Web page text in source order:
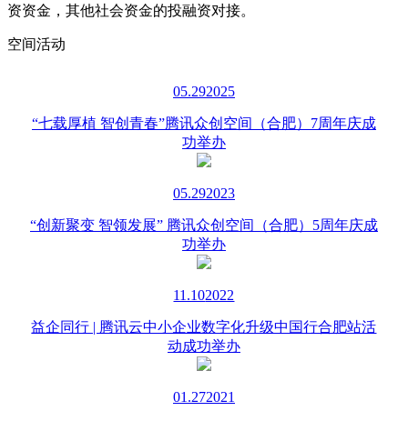
资资金，其他社会资金的投融资对接。
空间活动
05.292025
“七载厚植 智创青春”腾讯众创空间（合肥）7周年庆成
功举办
05.292023
“创新聚变 智领发展” 腾讯众创空间（合肥）5周年庆成
功举办
11.102022
益企同行 | 腾讯云中小企业数字化升级中国行合肥站活
动成功举办
01.272021